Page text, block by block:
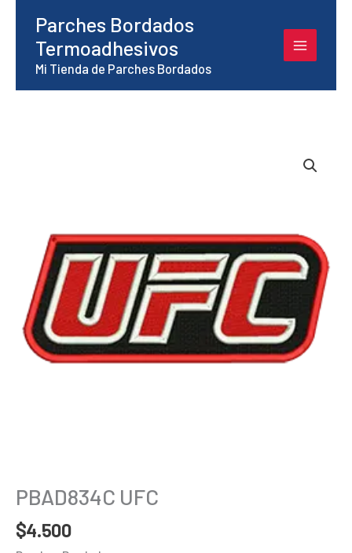
contenido
Parches Bordados
Termoadhesivos
Mi Tienda de Parches Bordados
PBAD834C UFC
$4.500